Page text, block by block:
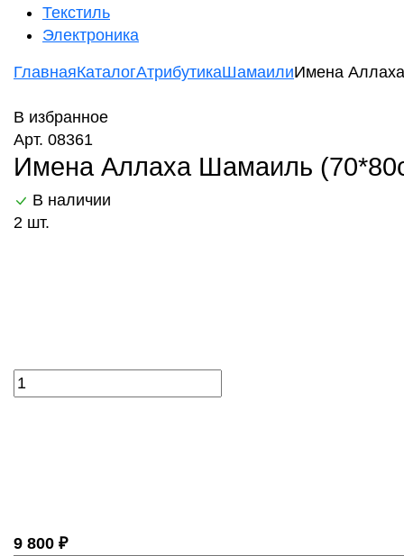
Текстиль
Электроника
ГлавнаяКаталогАтрибутикаШамаилиИмена
В избранное
Арт. 08361
Имена Аллаха Шамаиль
В наличии
2 шт.
9 800 ₽